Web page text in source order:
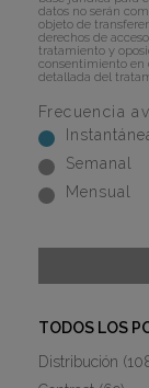
datos no serán
objeto de
derechos de
tratamiento y
consentimiento en
detallada del
Frecuencia
Semanal
Mensual
TODOS LOS
Distribución